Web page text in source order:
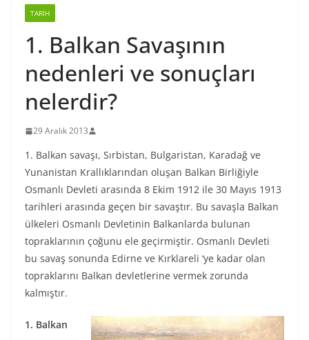
TARIH
1. Balkan Savaşının
nedenleri ve sonuçları
nelerdir?
29 Aralık 2013
1. Balkan savaşı, Sırbistan, Bulgaristan, Karadağ ve
Yunanistan Krallıklarından oluşan Balkan Birliğiyle
Osmanlı Devleti arasında 8 Ekim 1912 ile 30 Mayıs 1913
tarihleri arasında geçen bir savaştır. Bu savaşla Balkan
ülkeleri Osmanlı Devletinin Balkanlarda bulunan
topraklarının çoğunu ele geçirmiştir. Osmanlı Devleti
bu savaş sonunda Edirne ve Kırklareli ‘ye kadar olan
topraklarını Balkan devletlerine vermek zorunda
kalmıştır.
1. Balkan